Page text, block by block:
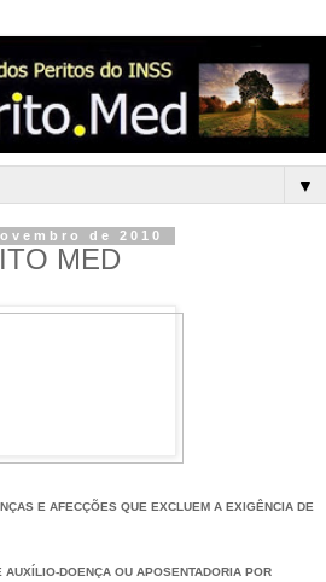
▼
de 2010
MED
E AFECÇÕES QUE EXCLUEM A EXIGÊNCIA DE
DOENÇA OU APOSENTADORIA POR